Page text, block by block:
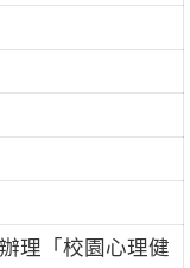
理「校園心理健